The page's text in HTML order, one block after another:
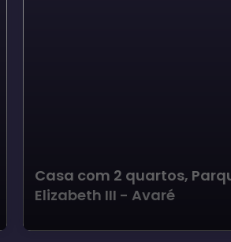
Casa com 2 quartos,
Elizabeth III - Avaré